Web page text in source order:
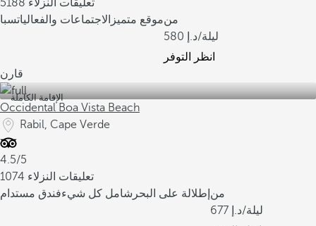
5188 تعليقات النزلاء
موقع متميز الاجتماعات والفعالياتسبا
من
580
/ليلة
انظر التوفر
قارن
الإقامة الكاملة
Occidental Boa Vista Beach
Rabil, Cape Verde
4.5/5
1074 تعليقات النزلاء
إطلالة على البحر شامل كل شيءفندق مستدام
من
677
/ليلة